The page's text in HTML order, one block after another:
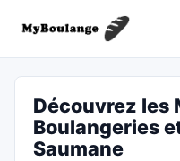
Découvrez les
Boulangeries
Saumane